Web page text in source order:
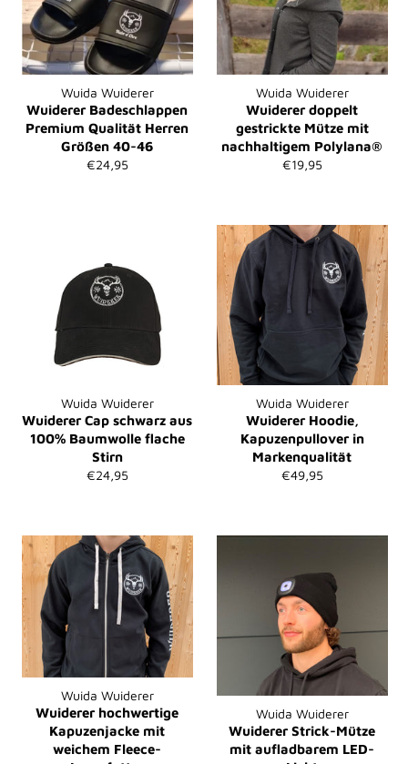
Wuida Wuiderer
Wuiderer Badeschlappen
Premium Qualität Herren
Größen 40-46
Normaler
€24,95
Wuida Wuiderer
Wuiderer doppelt
gestrickte Mütze mit
nachhaltigem Polylana®
Normaler
€19,95
Wuida Wuiderer
Wuiderer Cap schwarz aus
100% Baumwolle flache
Stirn
Normaler
€24,95
Wuida Wuiderer
Wuiderer Hoodie,
Kapuzenpullover in
Markenqualität
Normaler
€49,95
Wuida Wuiderer
Wuiderer hochwertige
Kapuzenjacke mit
weichem Fleece-
Wuida Wuiderer
Wuiderer Strick-Mütze
mit aufladbarem LED-